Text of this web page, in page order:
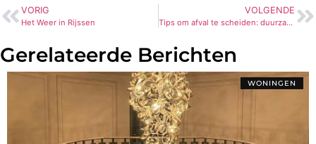
VORIG
Het Weer in Rijssen
VOLGENDE
Tips om afval te scheiden: duurzaamheid begint bij jouw afvalbak!
Gerelateerde Berichten
WONINGEN